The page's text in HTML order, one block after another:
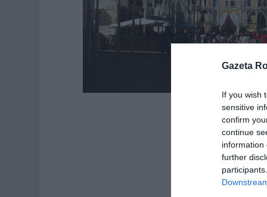
Gazeta
If you wish
sensitive
confirm
continue
information
further